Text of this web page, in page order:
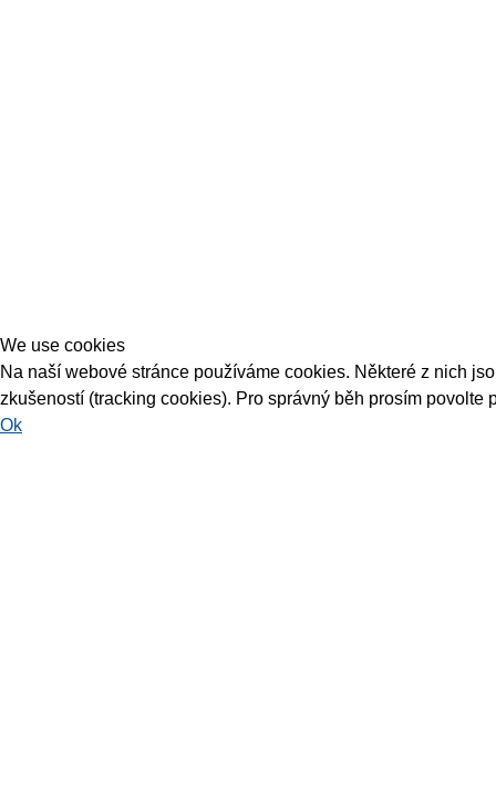
We use cookies
Na naší webové stránce používáme cookies. Některé z nich
zkušeností (tracking cookies). Pro správný běh prosím povolte
Ok